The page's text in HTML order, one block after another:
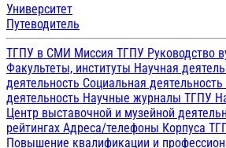
Университет
Путеводитель
ТГПУ в СМИ Миссия ТГПУ Руководство
Факультеты, институты Научная
деятельность Социальная деятельность
деятельность Научные журналы ТГПУ
Центр выставочной и музейной
рейтингах Адреса/телефоны Корпуса
Повышение квалификации и